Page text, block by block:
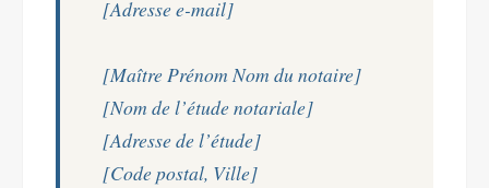
[Adresse e-mail]
[Maître Prénom Nom du notaire]
[Nom de l’étude notariale]
[Adresse de l’étude]
[Code postal, Ville]